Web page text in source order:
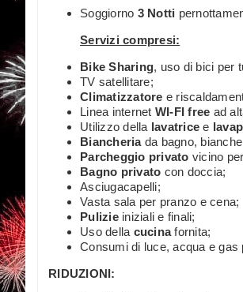
Soggiorno 3 Notti
Servizi compresi:
Bike Sharing, uso di bici per
TV satellitare;
Climatizzatore e
Linea internet WI-FI free ad
Utilizzo della lavatrice e
Biancheriada bagno,
Parcheggio privato vicino
Bagno privato con doccia;
Asciugacapelli;
Vasta sala per pranzo e cena;
Pulizieiniziali e finali;
Uso della cucinafornita;
Consumi di luce, acqua e gas
RIDUZIONI: